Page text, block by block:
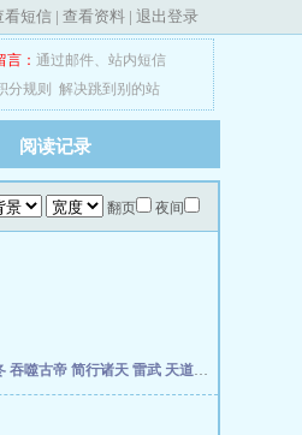
看短信 | 查看资料 | 退出登录
言： 通过邮件、 站内短信
分规则
解决跳到别的站
阅读记录
翻页 夜间
吞噬古帝 简行诸天 雷武 天道天骄